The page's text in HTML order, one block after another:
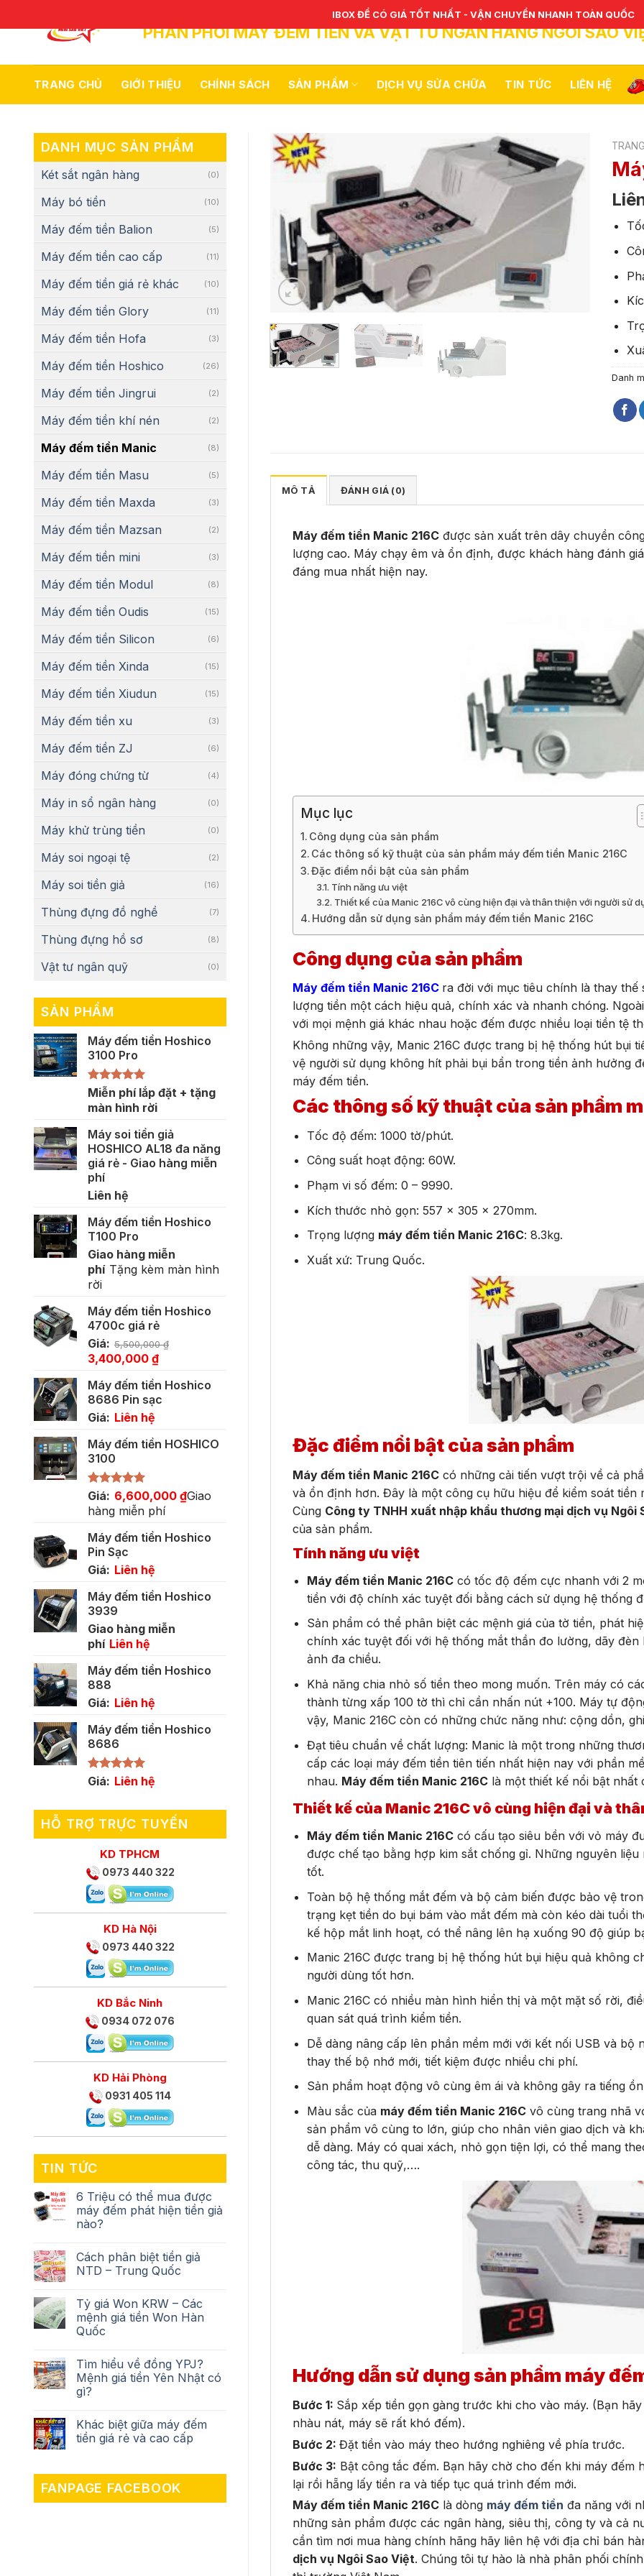
to
PHÂN PHỐI MÁY ĐẾM TIỀN VÀ VẬT TƯ NGÂN HÀNG NGÔI SAO
TRANG CHỦ GIỚI THIỆU CHÍNH SÁCH SẢN PHẨM DỊCH VỤ SỬA CHỮA TIN TỨC LIÊN HỆ
DANH MỤC SẢN PHẨM
Két sắt ngân hàng (0)
Máy bó tiền (10)
Máy đếm tiền Balion (5)
Máy đếm tiền cao cấp (11)
Máy đếm tiền giá rẻ khác (10)
Máy đếm tiền Glory (11)
Máy đếm tiền Hofa (3)
Máy đếm tiền Hoshico (26)
Máy đếm tiền Jingrui (2)
Máy đếm tiền khí nén (2)
Máy đếm tiền Manic (8)
Máy đếm tiền Masu (5)
Máy đếm tiền Maxda (3)
Máy đếm tiền Mazsan (2)
Máy đếm tiền mini (3)
Máy đếm tiền Modul (8)
Máy đếm tiền Oudis (15)
Máy đếm tiền Silicon (6)
Máy đếm tiền Xinda (15)
Máy đếm tiền Xiudun (15)
Máy đếm tiền xu (3)
Máy đếm tiền ZJ (6)
Máy đóng chứng từ (4)
Máy in sổ ngân hàng (0)
Máy khử trùng tiền (0)
Máy soi ngoại tệ (2)
Máy soi tiền giả (16)
Thùng đựng đồ nghề (7)
Thùng đựng hồ sơ (8)
Vật tư ngân quỹ (0)
SẢN PHẨM
Máy đếm tiền Hoshico
3100 Pro
Được xếp
hạng 5.00
5 sao
Miễn phí lắp đặt + tặng
màn hình rời
Máy soi tiền giả
HOSHICO AL18 đa năng
giá rẻ - Giao hàng miễn
phí
Liên hệ
Máy đếm tiền Hoshico
T100 Pro
Giao hàng miễn
phí Tặng kèm màn hình
rời
Máy đếm tiền Hoshico
4700c giá rẻ
Giá: 5,500,000₫
Giá
là:
5,500,000 ₫.
3,400,000 ₫Giá
tại
là:
Máy đếm tiền Hoshico
8686 Pin sạc
Giá: Liên hệ
Máy đếm tiền HOSHICO
3100
Được xếp
hạng
5.00
5 sao
Giá: 6,600,000 ₫Giao
hàng miễn phí
Máy đếm tiền Hoshico
Pin Sạc
Giá: Liên hệ
Máy đếm tiền Hoshico
3939
Giao hàng miễn
phí Liên hệ
Máy đếm tiền Hoshico
888
Giá: Liên hệ
Máy đếm tiền Hoshico
8686
Được xếp
Giá: Liên hệ
HỖ TRỢ TRỰC TUYẾN
KD TPHCM
0973 440 322
KD Hà Nội
0973 440 322
KD Bắc Ninh
0934 072 076
KD Hải Phòng
0931 405 114
TIN TỨC
6 Triệu có thể mua được
máy đếm phát hiện tiền giả
nào?
Cách phân biệt tiền giả
NTD – Trung Quốc
Tỷ giá Won KRW – Các
mệnh giá tiền Won Hàn
Quốc
Tìm hiểu về đồng YPJ?
Mệnh giá tiền Yên Nhật có
gì?
Khác biệt giữa máy đếm
tiền giá rẻ và cao cấp
FANPAGE FACEBOOK
Danh
MÔ TẢ ĐÁNH GIÁ (0)
Máy đếm tiền Manic 216Cđược sản xuất trên dây chuyền
lượng cao. Máy chạy êm và ổn định, được khách hàng đánh
đáng mua nhất hiện nay.
Mục lục
Công dụng của sản phẩm
Các thông số kỹ thuật của sản phẩm máy đếm tiền Manic 216C
Đặc điểm nổi bật của sản phẩm
Tính năng ưu việt
Thiết kế của Manic 216C vô cùng hiện đại và thân thiện với người sử
Hướng dẫn sử dụng sản phẩm máy đếm tiền Manic 216C
Công dụng của sản phẩm
Máy đếm tiền Manic 216C ra đời với mục tiêu chính là thay
lượng tiền một cách hiệu quả, chính xác và nhanh chóng.
với mọi mệnh giá khác nhau hoặc đếm được nhiều loại tiền tệ
Không những vậy, Manic 216C được trang bị hệ thống hút bụi
vệ người sử dụng không hít phải bụi bẩn trong tiền ảnh hưởng
máy đếm tiền.
Các thông số kỹ thuật của sản phẩm
Tốc độ đếm: 1000 tờ/phút.
Công suất hoạt động: 60W.
Phạm vi số đếm: 0 – 9990.
Kích thước nhỏ gọn: 557 x 305 x 270mm.
Trọng lượng máy đếm tiền Manic 216C: 8.3kg.
Xuất xứ: Trung Quốc.
Đặc điểm nổi bật của sản phẩm
Máy đếm tiền Manic 216Ccó những cải tiến vượt trội về cả
và ổn định hơn. Đây là một công cụ hữu hiệu để kiểm soát
Cùng Công ty TNHH xuất nhập khẩu thương mại dịch vụ Ngôi
của sản phẩm.
Tính năng ưu việt
Máy đếm tiền Manic 216C có tốc độ đếm cực nhanh với 2
tiền với độ chính xác tuyệt đối bằng cách sử dụng hệ thống
Sản phẩm có thể phân biệt các mệnh giá của tờ tiền, phát
chính xác tuyệt đối với hệ thống mắt thần đo lường, dãy
ảnh đa chiều.
Khả năng chia nhỏ số tiền theo mong muốn. Trên máy có
thành từng xấp 100 tờ thì chỉ cần nhấn nút +100. Máy tự
vậy, Manic 216C còn có những chức năng như: cộng dồn,
Đạt tiêu chuẩn về chất lượng: Manic là một trong những
cấp các loại máy đếm tiền tiên tiến nhất hiện nay với phần
nhau. Máy đếm tiền Manic 216C là một thiết kế nổi bật nhất
Thiết kế của Manic 216C vô cùng hiện đại và
Máy đếm tiền Manic 216C có cấu tạo siêu bền với vỏ máy
được chế tạo bằng hợp kim sắt chống gỉ. Những nguyên
tốt.
Toàn bộ hệ thống mắt đếm và bộ cảm biến được bảo vệ
trạng kẹt tiền do bụi bám vào mắt đếm mà còn kéo dài tuổi
kế hộp mắt linh hoạt, có thể nâng lên hạ xuống 90 độ giúp
Manic 216C được trang bị hệ thống hút bụi hiệu quả không
người dùng tốt hơn.
Manic 216C có nhiều màn hình hiển thị và một mặt số rời,
quan sát quá trình kiểm tiền.
Dễ dàng nâng cấp lên phần mềm mới với kết nối USB và
thay thế bộ nhớ mới, tiết kiệm được nhiều chi phí.
Sản phẩm hoạt động vô cùng êm ái và không gây ra tiếng
Màu sắc của máy đếm tiền Manic 216C vô cùng trang nhã
sản phẩm vô cùng to lớn, giúp cho nhân viên giao dịch và
dễ dàng. Máy có quai xách, nhỏ gọn tiện lợi, có thể mang
công tác, thu quỹ,….
Hướng dẫn sử dụng sản phẩm máy
Bước 1: Sắp xếp tiền gọn gàng trước khi cho vào máy. (Bạn
nhàu nát, máy sẽ rất khó đếm).
Bước 2: Đặt tiền vào máy theo hướng nghiêng về phía trước.
Bước 3: Bật công tắc đếm. Bạn hãy chờ cho đến khi máy đếm
lại rồi hẵng lấy tiền ra và tiếp tục quá trình đếm mới.
Máy đếm tiền Manic 216Clà dòng máy đếm tiền đa năng với
những sản phẩm được các ngân hàng, siêu thị, công ty và cả
cần tìm nơi mua hàng chính hãng hãy liên hệ với địa chỉ bán
dịch vụ Ngôi Sao Việt. Chúng tôi tự hào là nhà phân phối
IBOX ĐỂ CÓ GIÁ TỐT NHẤT - VẬN CHUYỂN NHANH TOÀN QUỐC